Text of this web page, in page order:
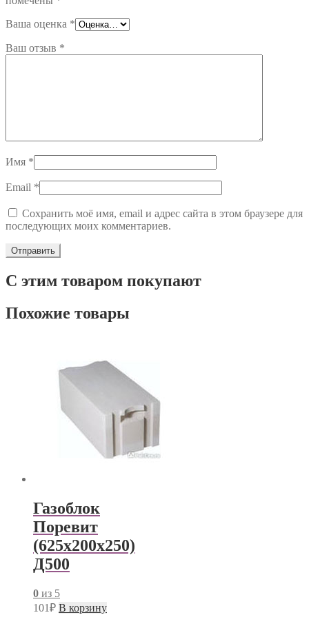
Ваша оценка *
Ваш отзыв *
Имя *
Email *
Сохранить моё имя, email и адрес сайта в этом браузере для
последующих моих комментариев.
С этим товаром покупают
Похожие товары
Газоблок
Поревит
(625х200х250)
Д500
0 из 5
101₽ В корзину